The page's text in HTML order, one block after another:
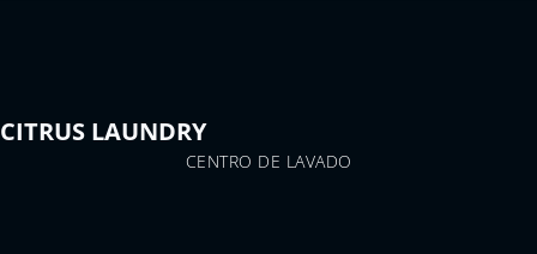
CITRUS LAUNDRY
CENTRO DE LAVADO